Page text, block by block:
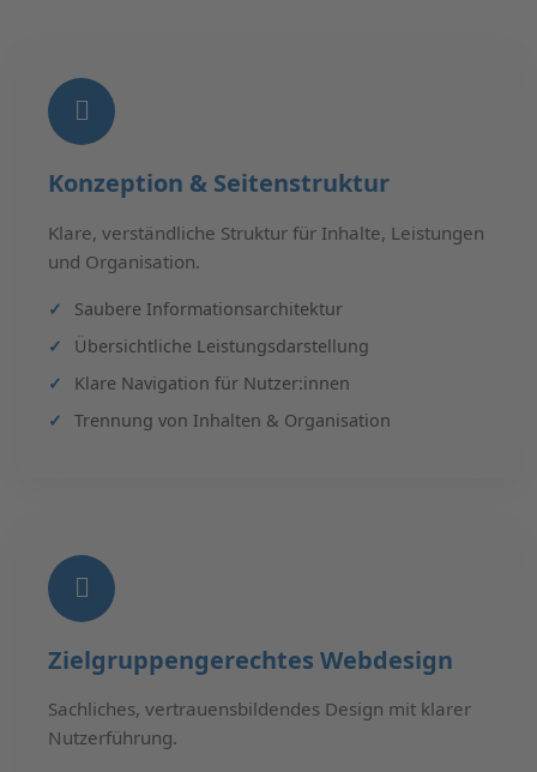
Konzeption & Seitenstruktur
Klare, verständliche Struktur für Inhalte, Leistungen
und Organisation.
Saubere Informationsarchitektur
Übersichtliche Leistungsdarstellung
Klare Navigation für Nutzer:innen
Trennung von Inhalten & Organisation
Zielgruppengerechtes Webdesign
Sachliches, vertrauensbildendes Design mit klarer
Nutzerführung.